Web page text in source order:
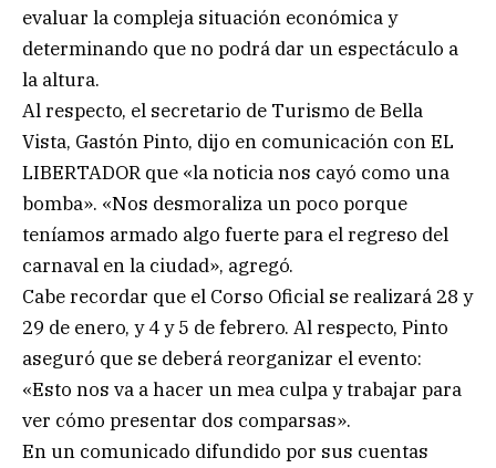
evaluar la compleja situación económica y
determinando que no podrá dar un espectáculo a
la altura.
Al respecto, el secretario de Turismo de Bella
Vista, Gastón Pinto, dijo en comunicación con EL
LIBERTADOR que «la noticia nos cayó como una
bomba». «Nos desmoraliza un poco porque
teníamos armado algo fuerte para el regreso del
carnaval en la ciudad», agregó.
Cabe recordar que el Corso Oficial se realizará 28 y
29 de enero, y 4 y 5 de febrero. Al respecto, Pinto
aseguró que se deberá reorganizar el evento:
«Esto nos va a hacer un mea culpa y trabajar para
ver cómo presentar dos comparsas».
En un comunicado difundido por sus cuentas